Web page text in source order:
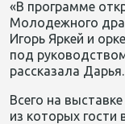
«В программе
Молодежного
Игорь Яркей и
под
рассказала Дарья.
Всего на
из которых